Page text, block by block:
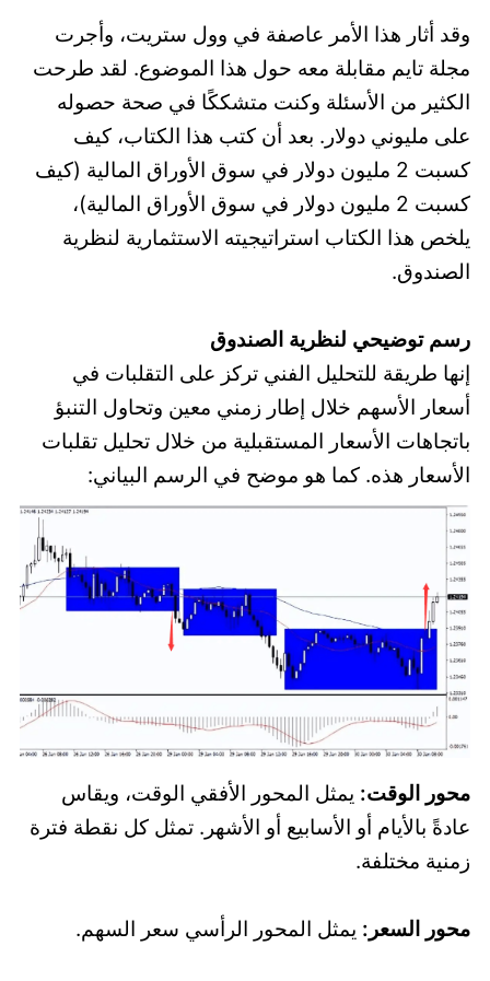
وقد أثار هذا الأمر عاصفة في وول ستريت، وأجرت
مجلة تايم مقابلة معه حول هذا الموضوع. لقد طرحت
الكثير من الأسئلة وكنت متشككًا في صحة حصوله
على مليوني دولار. بعد أن كتب هذا الكتاب، كيف
كسبت 2 مليون دولار في سوق الأوراق المالية (كيف
كسبت 2 مليون دولار في سوق الأوراق المالية)،
يلخص هذا الكتاب استراتيجيته الاستثمارية لنظرية
الصندوق.
رسم توضيحي لنظرية الصندوق
إنها طريقة للتحليل الفني تركز على التقلبات في
أسعار الأسهم خلال إطار زمني معين وتحاول التنبؤ
باتجاهات الأسعار المستقبلية من خلال تحليل تقلبات
الأسعار هذه. كما هو موضح في الرسم البياني:
محور الوقت: يمثل المحور الأفقي الوقت، ويقاس
عادةً بالأيام أو الأسابيع أو الأشهر. تمثل كل نقطة فترة
زمنية مختلفة.
محور السعر: يمثل المحور الرأسي سعر السهم.